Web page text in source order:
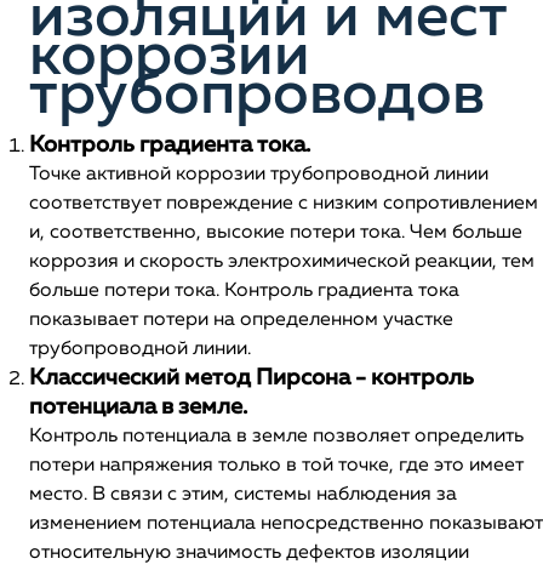
изоляции и мест
коррозии
трубопроводов
Контроль градиента тока.
Точке активной коррозии трубопроводной линии
соответствует повреждение с низким сопротивлением
и, соответственно, высокие потери тока. Чем больше
коррозия и скорость электрохимической реакции, тем
больше потери тока. Контроль градиента тока
показывает потери на определенном участке
трубопроводной линии.
Классический метод Пирсона - контроль
потенциала в земле.
Контроль потенциала в земле позволяет определить
потери напряжения только в той точке, где это имеет
место. В связи с этим, системы наблюдения за
изменением потенциала непосредственно показывают
относительную значимость дефектов изоляции